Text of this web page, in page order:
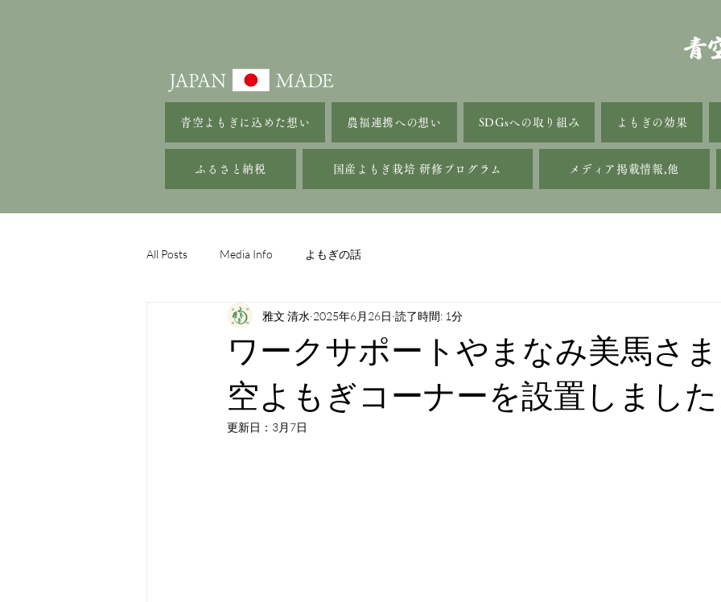
青空よもぎに込めた想い 農福連携への想い SDGsへの取り組み よもぎの効果
ふるさと納税 国産よもぎ栽培 研修プログラム メディア掲載情報,他
All Posts Media Info よもぎの話
ワークサポートやまなみ美馬さ
空よもぎコーナーを設置しまし
雅文 清水 2025年6月26日 読了時間: 1分
更新日： 3月7日